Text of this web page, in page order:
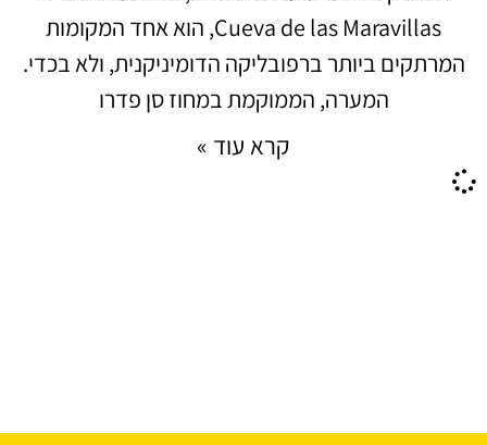
Cueva de las Maravillas, הוא אחד המקומות
המרתקים ביותר ברפובליקה הדומיניקנית, ולא בכדי.
המערה, הממוקמת במחוז סן פדרו
קרא עוד »